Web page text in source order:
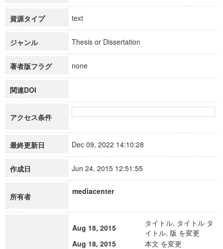
資源タイプ text
ジャンル Thesis or Dissertation
著者版フラグ none
関連DOI
アクセス条件
最終更新日 Dec 09, 2022 14:10:28
作成日 Jun 24, 2015 12:51:55
所有者
mediacenter
Aug 18, 2015
タイトル, タイトル タ
イトル, 版 を変更
Aug 18, 2015
本文 を変更